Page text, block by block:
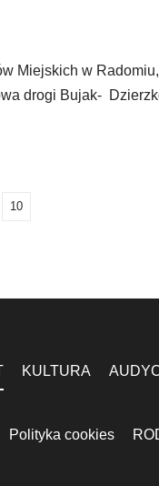
Miejskich w
drogi Bujak-
10
KULTURA
Polityka cookies